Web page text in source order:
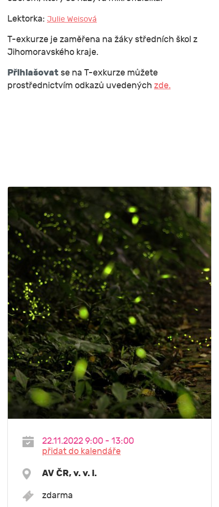
22.11.2022 9:00 - 13:00
přidat do kalendáře
AV ČR, v. v. i.
zdarma
Lektorka: Julie Weisová
T-exkurze je zaměřena na žáky středních škol z
Jihomoravského kraje.
Přihlašovat se na T-exkurze můžete
prostřednictvím odkazů uvedených zde.